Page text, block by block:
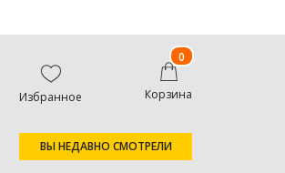
Избранное
0
Корзина
ВЫ НЕДАВНО СМОТРЕЛИ